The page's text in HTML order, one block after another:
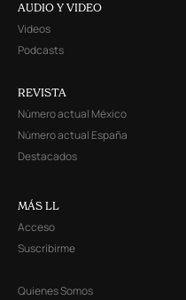
AUDIO Y VIDEO
Videos
Podcasts
REVISTA
Número actual México
Número actual España
Destacados
MÁS LL
Acceso
Suscribirme
Quienes Somos